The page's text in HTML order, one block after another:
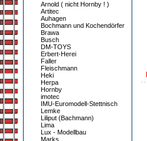
Arnold ( nicht Hornby ! )
Artitec
Auhagen
Bochmann und Kochendörfer
Brawa
Busch
DM-TOYS
Erbert-Herei
Faller
Fleischmann
Heki
Herpa
Hornby
imotec
IMU-Euromodell-Stettnisch
Lemke
Liliput (Bachmann)
Lima
Lux - Modellbau
Marks